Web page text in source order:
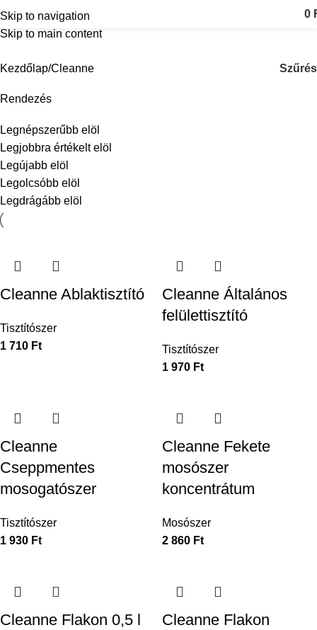
Skip to navigation
Skip to main content
0
Cleanne
Kezdőlap Cleanne Szűrés
Rendezés
Legnépszerűbb elöl
Legjobbra értékelt elöl
Legújabb elöl
Legolcsóbb elöl
Legdrágább elöl
Cleanne Ablaktisztító
Tisztítószer
1 710 Ft
Cleanne Általános
felülettisztító
Tisztítószer
1 970 Ft
Cleanne
Cseppmentes
mosogatószer
Tisztítószer
1 930 Ft
Cleanne Fekete
mosószer
koncentrátum
Mosószer
2 860 Ft
Cleanne Flakon 0,5 l
Cleanne Flakon